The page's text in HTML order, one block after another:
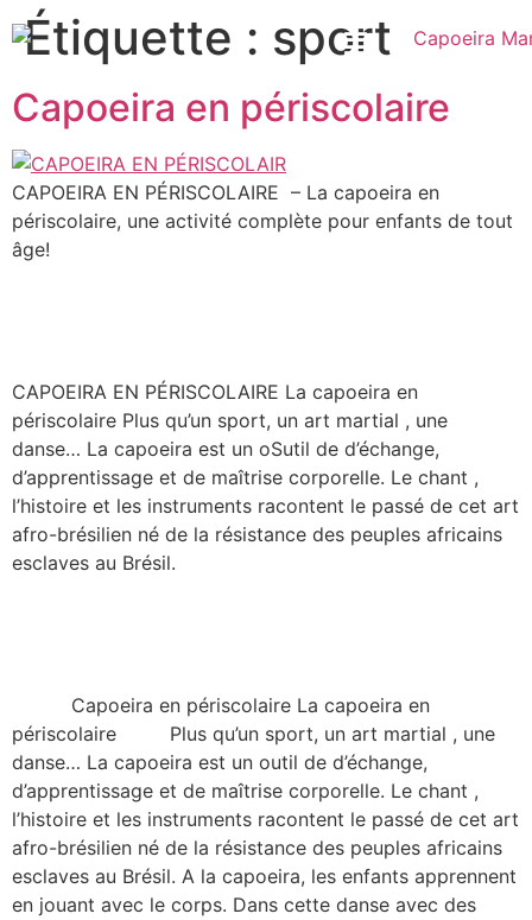
Étiquette : sport
Capoeira en périscolaire
CAPOEIRA EN PÉRISCOLAIRE – La capoeira en
périscolaire, une activité complète pour enfants de tout
âge!
CAPOEIRA EN PÉRISCOLAIRE La capoeira en
périscolaire Plus qu’un sport, un art martial , une
danse… La capoeira est un oSutil de d’échange,
d’apprentissage et de maîtrise corporelle. Le chant ,
l’histoire et les instruments racontent le passé de cet art
afro-brésilien né de la résistance des peuples africains
esclaves au Brésil.
Capoeira en périscolaire La capoeira en
périscolaire Plus qu’un sport, un art martial , une
danse… La capoeira est un outil de d’échange,
d’apprentissage et de maîtrise corporelle. Le chant ,
l’histoire et les instruments racontent le passé de cet art
afro-brésilien né de la résistance des peuples africains
esclaves au Brésil. A la capoeira, les enfants apprennent
en jouant avec le corps. Dans cette danse avec des